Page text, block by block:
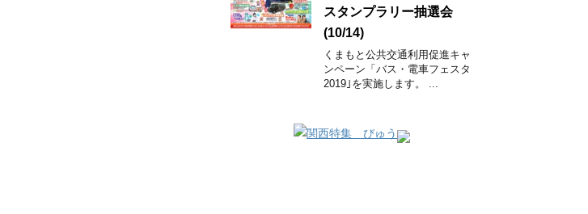
スタンプラリー抽選会
(10/14)
くまもと公共交通利用促進キャ
ンペーン「バス・電車フェスタ
2019｣を実施します。 ...